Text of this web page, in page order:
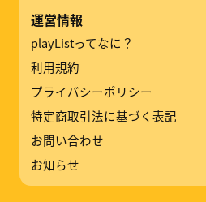
運営情報
playListってなに？
利用規約
プライバシーポリシー
特定商取引法に基づく表記
お問い合わせ
お知らせ